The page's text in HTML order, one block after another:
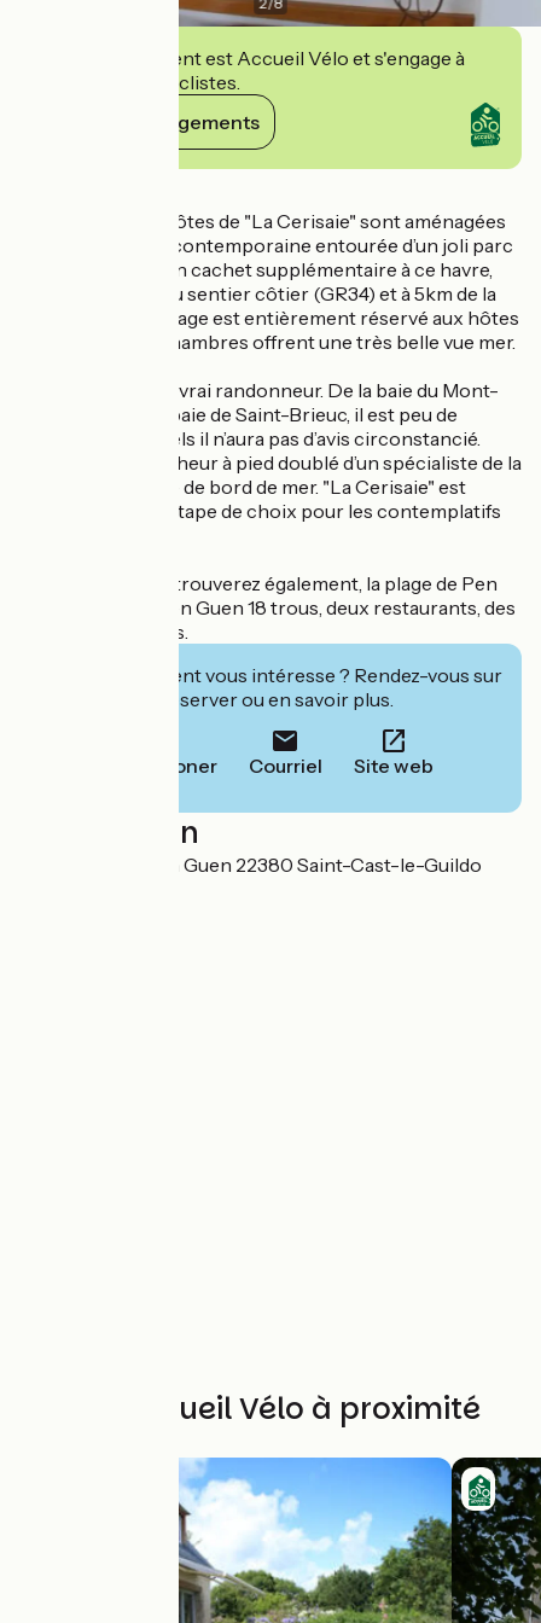
Cet établissement est Accueil Vélo et s'engage à
accueillir des cyclistes.
Voir ses engagements
Les chambres d’hôtes de "La Cerisaie" sont aménagées
dans une maison contemporaine entourée d’un joli parc
arboré, ajoutant un cachet supplémentaire à ce havre,
situé à deux pas du sentier côtier (GR34) et à 5km de la
Vélomaritime. L'étage est entièrement réservé aux hôtes
et des deux des chambres offrent une très belle vue mer.
Votre hôte est un vrai randonneur. De la baie du Mont-
Saint-Michel à la baie de Saint-Brieuc, il est peu de
circuits sur lesquels il n’aura pas d’avis circonstancié.
C'est aussi un pêcheur à pied doublé d’un spécialiste de la
faune et de la flore de bord de mer. "La Cerisaie" est
assurément une étape de choix pour les contemplatifs
A proximité vous trouverez également, la plage de Pen
Guen, le golf de Pen Guen 18 trous, deux restaurants, des
activités nautiques.
Cet établissement vous intéresse ? Rendez-vous sur
leur site pour réserver ou en savoir plus.
Téléphoner Courriel Site web
Localisation
30 Avenue de Pen Guen 22380 Saint-Cast-le-Guildo
Autres Accueil Vélo à proximité